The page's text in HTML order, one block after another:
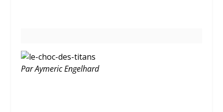
Par Aymeric Engelhard